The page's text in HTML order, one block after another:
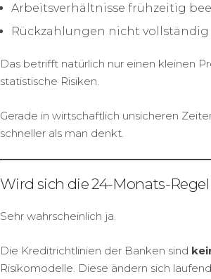
Arbeitsverhältnisse frühzeitig
Rückzahlungen nicht
Das betrifft natürlich nur einen kleinen
statistische Risiken.
Gerade in wirtschaftlich unsicheren
schneller als man denkt.
Wird sich die 24-Monats-
Sehr wahrscheinlich ja.
Die Kreditrichtlinien der Banken sind
Risikomodelle. Diese ändern sich